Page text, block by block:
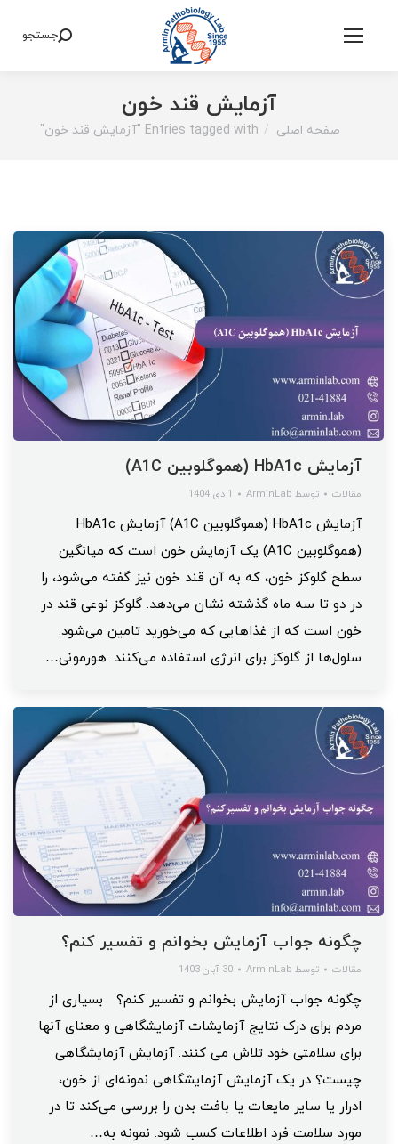
Search:
جستجو
آزمایش قند خون
You are here:
صفحه اصلی Entries tagged with "آزمایش قند خون"
آزمایش HbA1c (هموگلوبین A1C)
مقالات توسط ArminLab 1 دی 1404
آزمایش HbA1c (هموگلوبین A1C) آزمایش HbA1c
(هموگلوبین A1C) یک آزمایش خون است که میانگین
سطح گلوکز خون، که به آن قند خون نیز گفته می‌شود، را
در دو تا سه ماه گذشته نشان می‌دهد. گلوکز نوعی قند در
خون است که از غذاهایی که می‌خورید تامین می‌شود.
سلول‌ها از گلوکز برای انرژی استفاده می‌کنند. هورمونی…
چگونه جواب آزمایش بخوانم و تفسیر کنم؟
مقالات توسط ArminLab 30 آبان 1403
چگونه جواب آزمایش بخوانم و تفسیر کنم؟ بسیاری از
مردم برای درک نتایج آزمایشات آزمایشگاهی و معنای آنها
برای سلامتی خود تلاش می کنند. آزمایش آزمایشگاهی
چیست؟ در یک آزمایش آزمایشگاهی نمونه‌ای از خون،
ادرار یا سایر مایعات یا بافت بدن را بررسی می‌کند تا در
مورد سلامت فرد اطلاعات کسب شود. نمونه به…